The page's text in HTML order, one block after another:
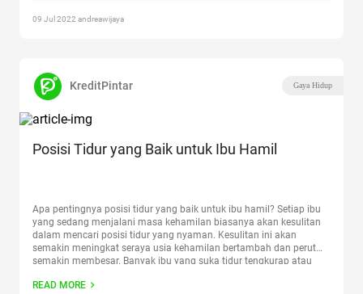
09 Jul 2022 andreawijaya
KreditPintar Gaya Hidup
Posisi Tidur yang Baik untuk Ibu Hamil
Apa pentingnya posisi tidur yang baik untuk ibu hamil? Setiap ibu
yang sedang menjalani masa kehamilan biasanya akan kesulitan
dalam mencari posisi tidur yang nyaman. Kesulitan ini akan
semakin meningkat seraya usia kehamilan bertambah dan perut
semakin membesar. Banyak ibu yang suka tidur tengkurap atau
menemukan posisi
READ MORE